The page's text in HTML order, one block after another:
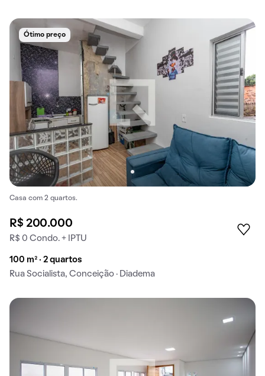
Ótimo preço
Casa com 2 quartos.
R$ 200.000
R$ 0 Condo. + IPTU
100 m² · 2 quartos
Rua Socialista, Conceição · Diadema